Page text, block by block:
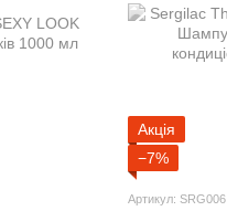
Акція
−7%
Артикул: SRG006